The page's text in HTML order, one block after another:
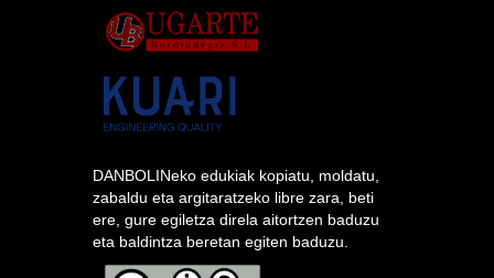
DANBOLINeko edukiak kopiatu, moldatu,
zabaldu eta argitaratzeko libre zara, beti
ere, gure egiletza direla aitortzen baduzu
eta baldintza beretan egiten baduzu.